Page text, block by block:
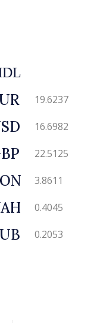
19.6237
16.6982
22.5125
3.8611
0.4045
0.2053